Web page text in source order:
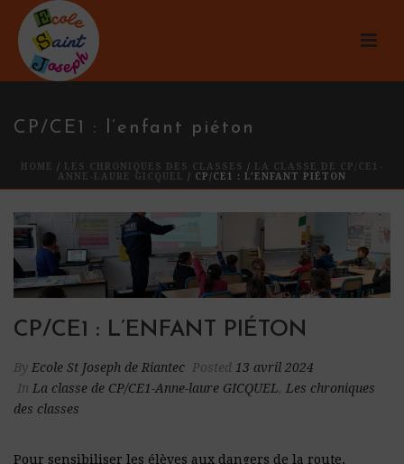
CP/CE1 : l’enfant piéton
HOME / LES CHRONIQUES DES CLASSES /
LA CLASSE DE CP/CE1-
ANNE-LAURE GICQUEL
/ CP/CE1 : L’ENFANT PIÉTON
CP/CE1 : L’ENFANT PIÉTON
By Ecole St Joseph de Riantec Posted 13 avril 2024
In La classe de CP/CE1-Anne-laure GICQUEL, Les chroniques
des classes
Pour sensibiliser les élèves aux dangers de la route,